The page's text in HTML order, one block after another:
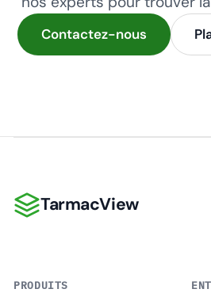
Contactez-nous
TarmacView
TarmacView
PRODUITS